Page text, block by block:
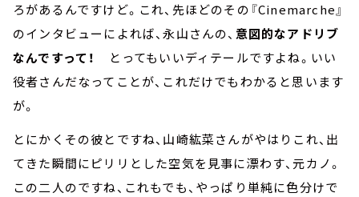
ろがあるんですけど。これ、先ほどのその『Cinemarche』
のインタビューによれば、永山さんの、 意図的なアドリブ
なんですって！
とってもいいディテールですよね。いい
役者さんだなってことが、これだけでもわかると思います
が。
とにかくその彼とですね、山崎紘菜さんがやはりこれ、出
てきた瞬間にピリリとした空気を見事に漂わす、元カノ。
この二人のですね、これもでも、やっぱり単純に色分けで